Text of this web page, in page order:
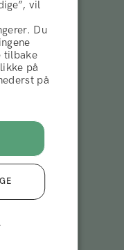
vår
vil
Du
tilbake
på
på